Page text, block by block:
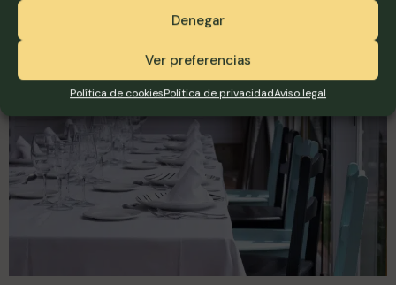
Denegar
Ver preferencias
Política de cookiesPolítica de privacidadAviso legal